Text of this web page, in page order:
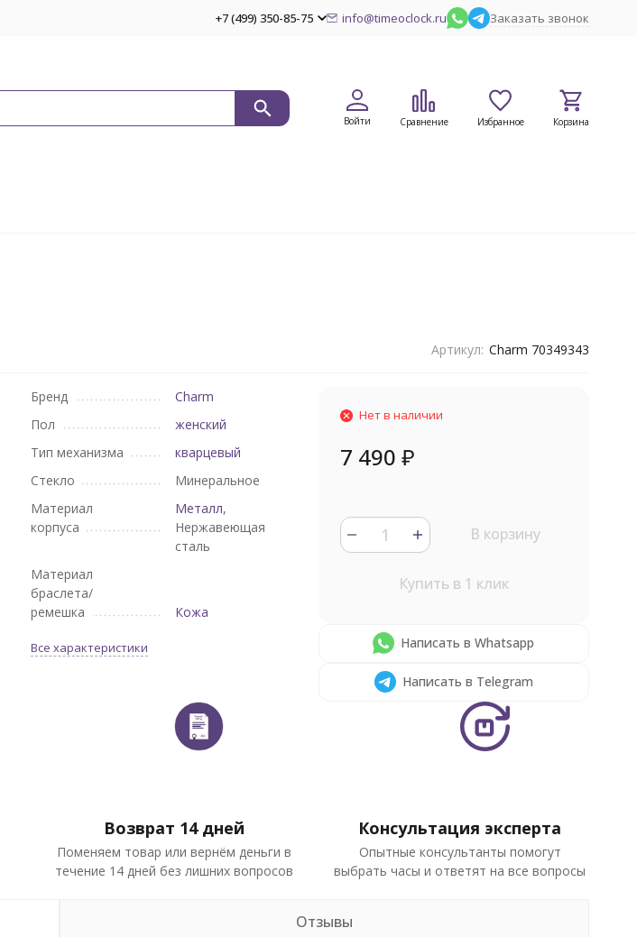
+7 (499) 350-85-75 info@timeoclock.ru Заказать звонок
Войти Сравнение Избранное Корзина
Артикул: Charm 70349343
Бренд
Charm
Пол
женский
Тип механизма
кварцевый
Стекло
Минеральное
Материал
корпуса
Металл,
Нержавеющая
сталь
Материал
браслета/
ремешка
Кожа
Все характеристики
Нет в наличии
7 490 ₽
В корзину
Купить в 1 клик
Написать в Whatsapp
Написать в Telegram
Возврат 14 дней
Поменяем товар или вернём деньги в
течение 14 дней без лишних вопросов
Консультация эксперта
Опытные консультанты помогут
выбрать часы и ответят на все вопросы
Отзывы